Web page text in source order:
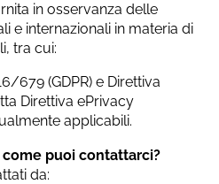
in osservanza delle
e internazionali in materia di
tra cui:
679 (GDPR) e Direttiva
Direttiva ePrivacy
applicabili.
puoi contattarci?
da: